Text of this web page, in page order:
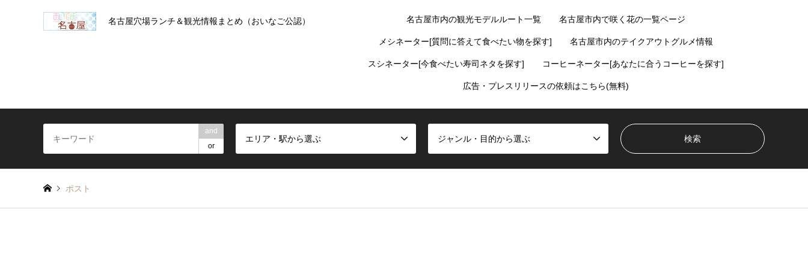
名古屋穴場ランチ＆観光情報まとめ（おいなご公認） 名古屋市内の観光モデルルート一覧 名古屋市内で咲く花の一覧ページ
メシネーター[質問に答えて食べたい物を探す] 名古屋市内のテイクアウトグルメ情報
スシネーター[今食べたい寿司ネタを探す] コーヒーネーター[あなたに合うコーヒーを探す]
広告・プレスリリースの依頼はこちら(無料)
and
or
エリア・駅から選ぶ ジャンル・目的から選ぶ
ポスト